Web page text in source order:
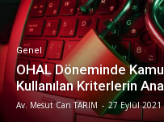
Genel
OHAL Döneminde
Kullanılan Kriterlerin
Av. Mesut Can TARIM - 27 Eylül 2021